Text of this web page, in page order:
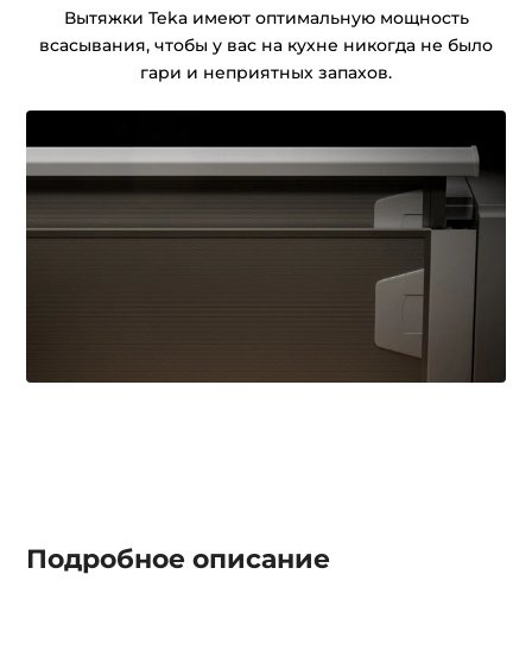
Вытяжки Teka имеют оптимальную мощность
всасывания, чтобы у вас на кухне никогда не было
гари и неприятных запахов.
Подробное описание